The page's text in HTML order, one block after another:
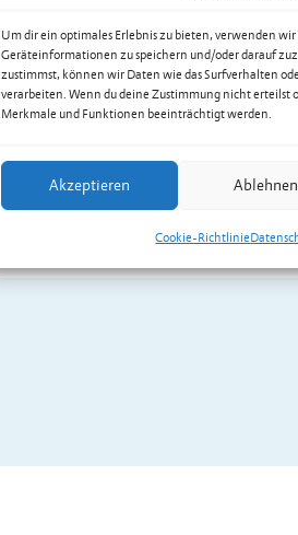
Um dir ein optimales Erlebnis zu bieten, verwenden
Geräteinformationen zu speichern und/oder darauf
zustimmst, können wir Daten wie das Surfverhalten
verarbeiten. Wenn du deine Zustimmung nicht erteilst
Merkmale und Funktionen beeinträchtigt werden.
Akzeptieren Ablehnen
Cookie-Richtlinie